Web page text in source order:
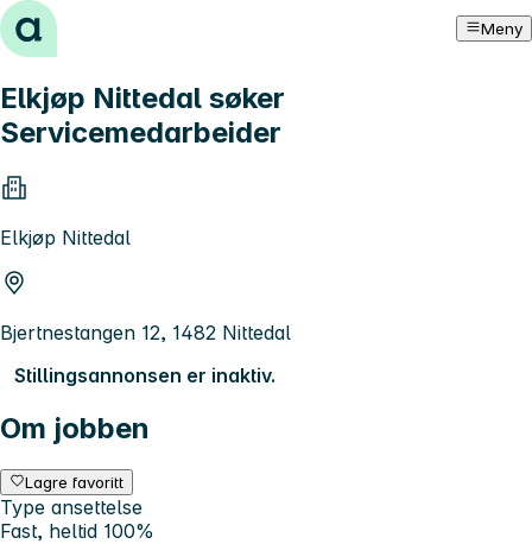
Hopp til innhold Meny
Elkjøp Nittedal søker
Servicemedarbeider
Elkjøp Nittedal
Bjertnestangen 12, 1482 Nittedal
Stillingsannonsen er inaktiv.
Om jobben
Lagre favoritt
Type ansettelse
Fast, heltid 100%